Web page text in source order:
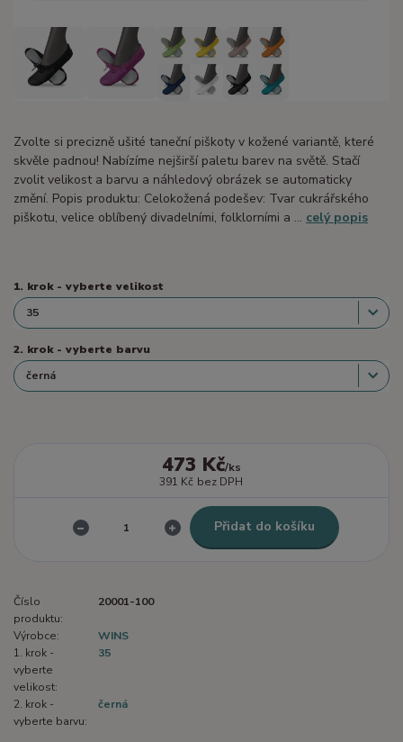
Zvolte si precizně ušité taneční piškoty v kožené variantě, které
skvěle padnou! Nabízíme nejširší paletu barev na světě. Stačí
zvolit velikost a barvu a náhledový obrázek se automaticky
změní. Popis produktu: Celokožená podešev: Tvar cukrářského
piškotu, velice oblíbený divadelními, folklorními a ... celý popis
1. krok - vyberte velikost
2. krok - vyberte barvu
473 Kč/ks
391 Kč bez DPH
Přidat do košíku
Číslo
produktu:
20001-100
Výrobce:
WINS
1. krok -
vyberte
velikost:
35
2. krok -
vyberte barvu:
černá